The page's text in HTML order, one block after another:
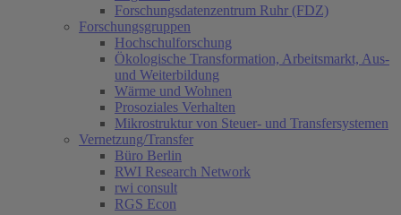
Forschungsdatenzentrum Ruhr (FDZ)
Forschungsgruppen
Hochschulforschung
Ökologische Transformation, Arbeitsmarkt, Aus-
und Weiterbildung
Wärme und Wohnen
Prosoziales Verhalten
Mikrostruktur von Steuer- und Transfersystemen
Vernetzung/Transfer
Büro Berlin
RWI Research Network
rwi consult
RGS Econ